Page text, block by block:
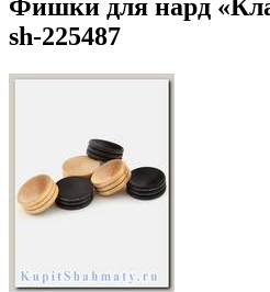
Фишки для нард
sh-225487